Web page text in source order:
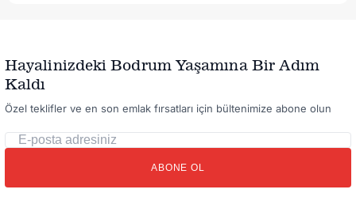
Hayalinizdeki Bodrum Yaşamına Bir Adım
Kaldı
Özel teklifler ve en son emlak fırsatları için bültenimize abone olun
posta
ABONE OL